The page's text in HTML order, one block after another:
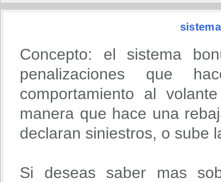
Concepto: el sistema
penalizaciones que
comportamiento al
manera que hace una
declaran siniestros, o sube
Si deseas saber mas